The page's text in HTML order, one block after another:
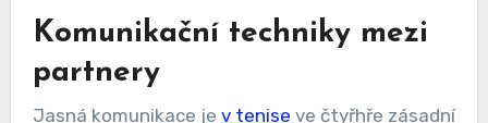
Komunikační techniky mezi
partnery
Jasná komunikace je v tenise ve čtyřhře zásadní